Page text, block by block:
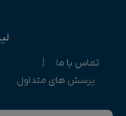
تماس با ما
پرسش های متداول